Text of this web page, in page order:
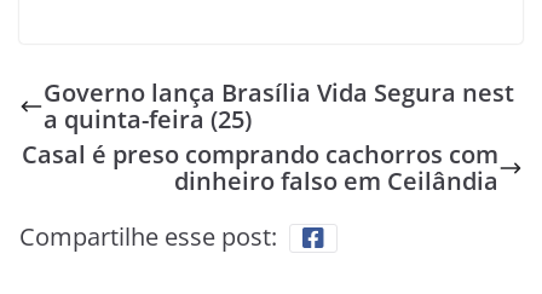
Governo lança Brasília Vida Segura nest
a quinta-feira (25)
Casal é preso comprando cachorros com
dinheiro falso em Ceilândia
Compartilhe esse post: